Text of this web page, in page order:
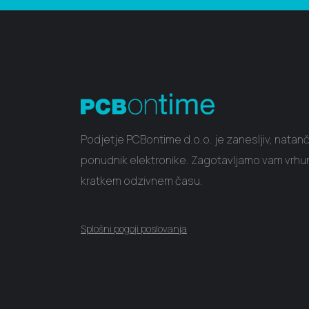
Podjetje PCBontime d.o.o. je zanesljiv,
ponudnik elektronike. Zagotavljamo vam
kratkem odzivnem času.
Splošni pogoji poslovanja